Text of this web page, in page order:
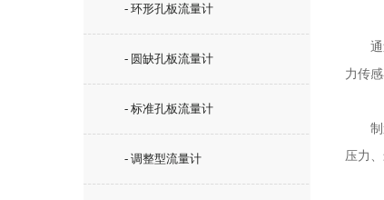
- 环形孔板流量计
- 圆缺孔板流量计
- 标准孔板流量计
- 调整型流量计
通过
力传
制造
压力